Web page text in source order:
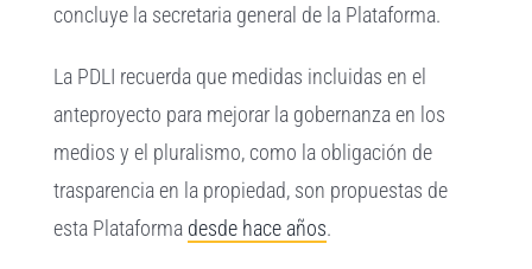
concluye la secretaria general de la Plataforma.
La PDLI recuerda que medidas incluidas en el
anteproyecto para mejorar la gobernanza en los
medios y el pluralismo, como la obligación de
trasparencia en la propiedad, son propuestas de
esta Plataforma desde hace años.